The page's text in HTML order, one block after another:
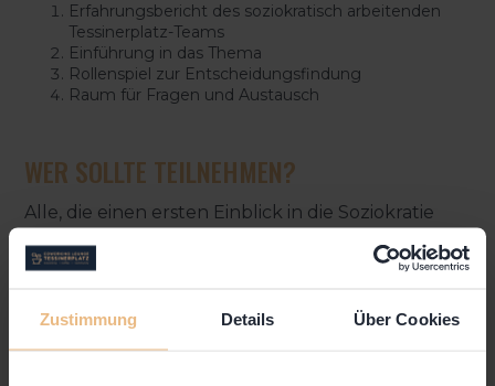
Zustimmung Details Über Cookies
Erfahrungsbericht des soziokratisch arbeitenden
Tessinerplatz-Teams
Einführung in das Thema
Rollenspiel zur Entscheidungsfindung
Raum für Fragen und Austausch
WER SOLLTE TEILNEHMEN?
Alle, die einen ersten Einblick in die Soziokratie
Selbstorganisation, Partizipation und partizipative
Verantwortliche, Vorstandsmitglieder, Menschen
aus Projekten, Initiativen, Organisationen,